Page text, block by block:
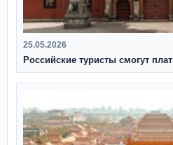
25.05.2026
Российские туристы смогут